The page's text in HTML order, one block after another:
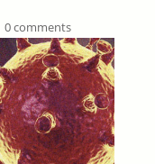
0 comments